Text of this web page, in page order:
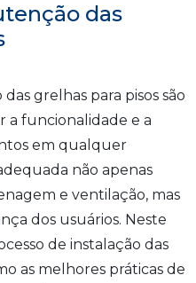
das
grelhas para pisos são
a funcionalidade e a
em qualquer
não apenas
e ventilação, mas
dos usuários. Neste
de instalação das
as melhores práticas de